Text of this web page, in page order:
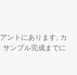
ントにあります; カ
ンプル完成までに